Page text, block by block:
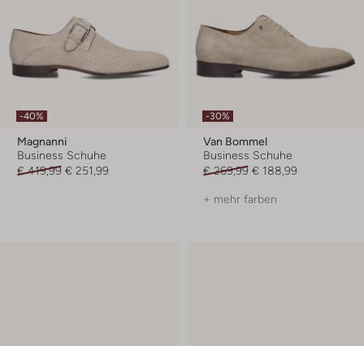
-40%
Magnanni
Business Schuhe
€ 419,99 € 251,99
-30%
Van Bommel
Business Schuhe
€ 269,99 € 188,99
+ mehr farben